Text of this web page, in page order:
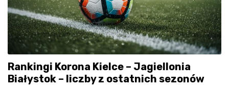
Rankingi Korona Kielce – Jagiellonia
Białystok – liczby z ostatnich sezonów